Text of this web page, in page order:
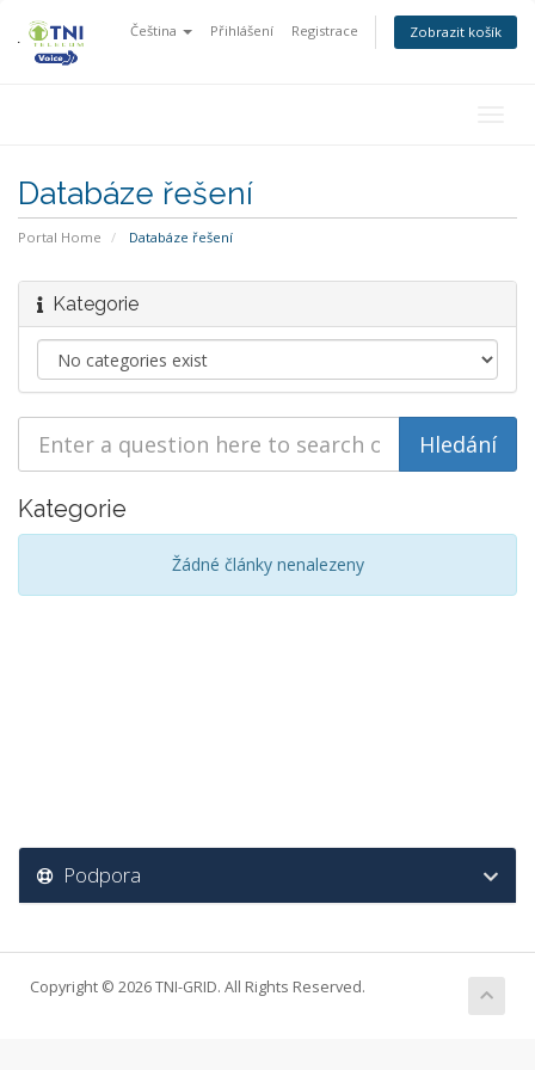
Čeština Přihlášení Registrace Zobrazit košík
Databáze řešení
Portal Home Databáze řešení
Kategorie
Kategorie
Žádné články nenalezeny
Podpora
Copyright © 2026 TNI-GRID. All Rights Reserved.